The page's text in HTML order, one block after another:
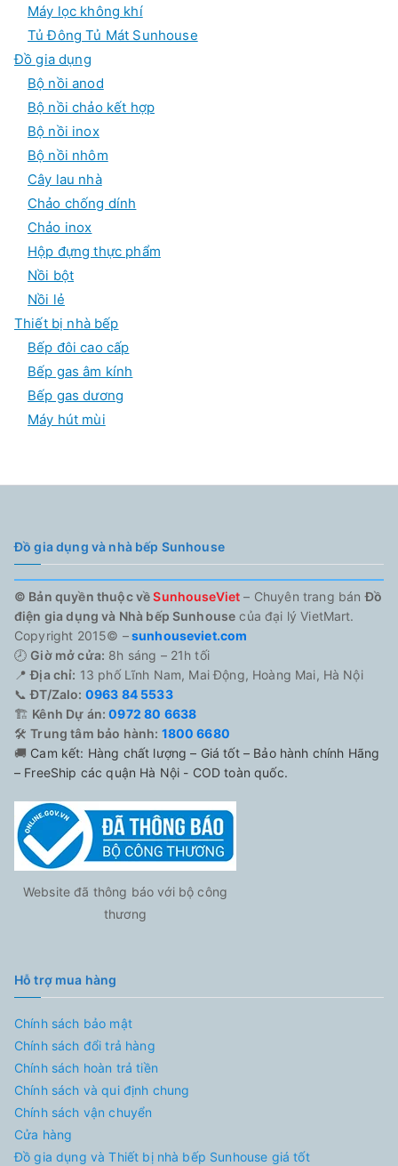
Máy lọc không khí
Tủ Đông Tủ Mát Sunhouse
Đồ gia dụng
Bộ nồi anod
Bộ nồi chảo kết hợp
Bộ nồi inox
Bộ nồi nhôm
Cây lau nhà
Chảo chống dính
Chảo inox
Hộp đựng thực phẩm
Nồi bột
Nồi lẻ
Thiết bị nhà bếp
Bếp đôi cao cấp
Bếp gas âm kính
Bếp gas dương
Máy hút mùi
Đồ gia dụng và nhà bếp Sunhouse
© Bản quyền thuộc vềSunhouseViet – Chuyên trang bánĐồ
điện gia dụng và Nhà bếp Sunhouse của đại lý VietMart.
Copyright 2015© –sunhouseviet.com
🕗Giờ mở cửa: 8h sáng – 21h tối
📍Địa chỉ: 13 phố Lĩnh Nam, Mai Động, Hoàng Mai, Hà Nội
📞ĐT/Zalo: 0963 84 5533
🏗️ Kênh Dự án: 0972 80 6638
🛠️Trung tâm bảo hành: 1800 6680
🚚 Cam kết: Hàng chất lượng – Giá tốt – Bảo hành chính Hãng
– FreeShip các quận Hà Nội - COD toàn quốc.
Website đã thông báo với bộ công
thương
Hỗ trợ mua hàng
Chính sách bảo mật
Chính sách đổi trả hàng
Chính sách hoàn trả tiền
Chính sách và qui định chung
Chính sách vận chuyển
Cửa hàng
Đồ gia dụng và Thiết bị nhà bếp Sunhouse giá tốt